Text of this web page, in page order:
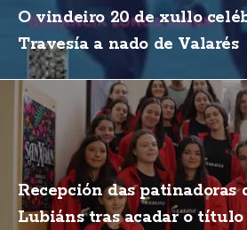
O vindeiro 20 de xullo
Travesía a nado de Valarés
Recepción das patinadoras
Lubiáns tras acadar o título